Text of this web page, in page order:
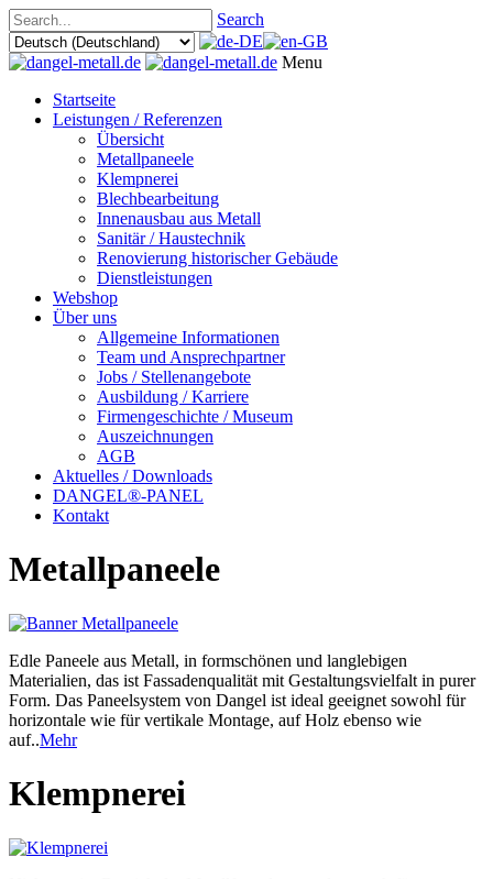
Search
Menu
Startseite
Leistungen / Referenzen
Übersicht
Metallpaneele
Klempnerei
Blechbearbeitung
Innenausbau aus Metall
Sanitär / Haustechnik
Renovierung historischer Gebäude
Dienstleistungen
Webshop
Über uns
Allgemeine Informationen
Team und Ansprechpartner
Jobs / Stellenangebote
Ausbildung / Karriere
Firmengeschichte / Museum
Auszeichnungen
AGB
Aktuelles / Downloads
DANGEL®-PANEL
Kontakt
Metallpaneele
Edle Paneele aus Metall, in formschönen und langlebigen
Materialien, das ist Fassadenqualität mit Gestaltungsvielfalt in purer
Form. Das Paneelsystem von Dangel ist ideal geeignet sowohl für
horizontale wie für vertikale Montage, auf Holz ebenso wie
auf..Mehr
Klempnerei